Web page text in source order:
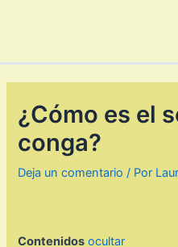
¿Cómo es el
conga?
Deja un comentario / Por
Contenidos ocultar